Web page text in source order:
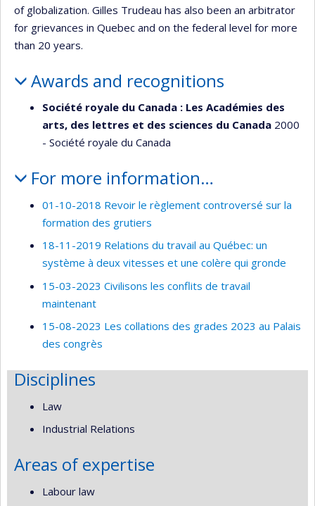
of globalization. Gilles Trudeau has also been an arbitrator
for grievances in Quebec and on the federal level for more
than 20 years.
Awards and recognitions
Société royale du Canada : Les Académies des
arts, des lettres et des sciences du Canada 2000
- Société royale du Canada
For more information…
01-10-2018 Revoir le règlement controversé sur la
formation des grutiers
18-11-2019 Relations du travail au Québec: un
système à deux vitesses et une colère qui gronde
15-03-2023 Civilisons les conflits de travail
maintenant
15-08-2023 Les collations des grades 2023 au Palais
des congrès
Disciplines
Law
Industrial Relations
Areas of expertise
Labour law